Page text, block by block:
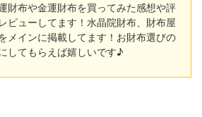
財布や金運財布を買ってみた感想や評
ビューしてます！水晶院財布、財布屋
メインに掲載してます！お財布選びの
してもらえば嬉しいです♪